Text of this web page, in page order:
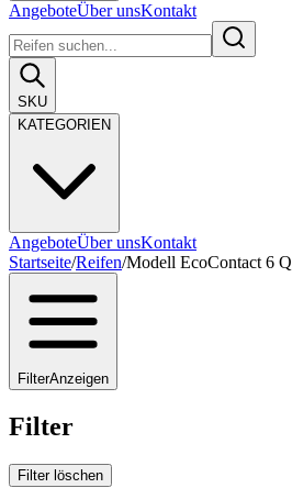
AngeboteÜber unsKontakt
SKU
KATEGORIEN
AngeboteÜber unsKontakt
Startseite/Reifen/Modell EcoContact 6 Q
FilterAnzeigen
Filter
Filter löschen